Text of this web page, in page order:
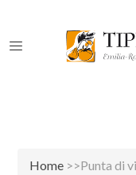
Home >>Punta di